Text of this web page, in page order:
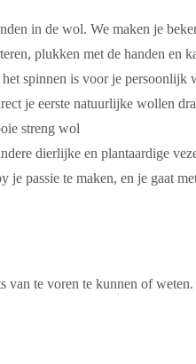
in de wol. We maken je
plukken met de handen en
spinnen is voor je persoonlijk
je eerste natuurlijke wollen
streng wol
dierlijke en plantaardige
passie te maken, en je gaat
van te voren te kunnen of weten.